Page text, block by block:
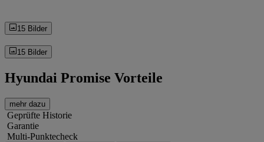
15 Bilder
15 Bilder
Hyundai Promise Vorteile
mehr dazu
Geprüfte Historie
Garantie
Multi-Punktecheck